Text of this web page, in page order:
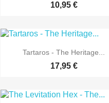
10,95 €
 Vorschau
Tartaros - The Heritage...
17,95 €